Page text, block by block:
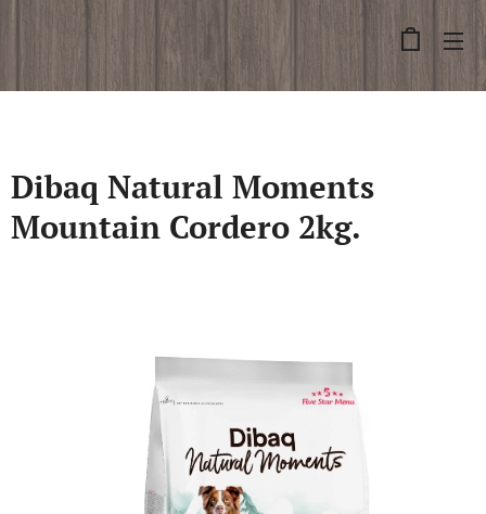
Dibaq Natural Moments
Mountain Cordero 2kg.